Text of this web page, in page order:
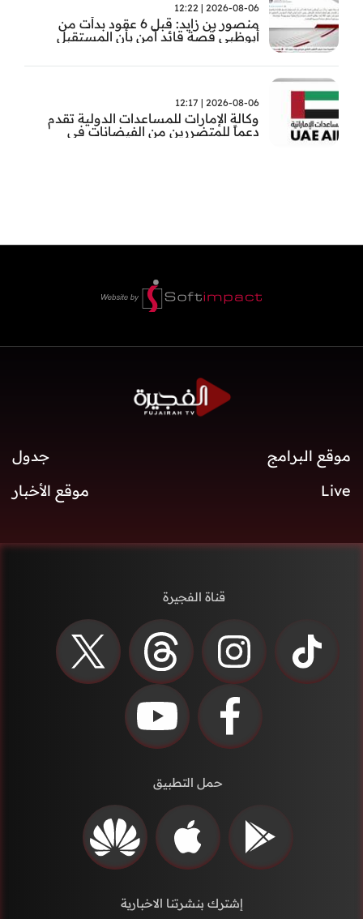
2026-08-06 | 12:22
منصور بن زايد: قبل 6 عقود بدأت من
أبوظبي قصة قائد آمن بأن المستقبل
2026-08-06 | 12:17
وكالة الإمارات للمساعدات الدولية تقدم
دعماً للمتضررين من الفيضانات في
موقع البرامج
جدول
Live
موقع الأخبار
قناة الفجيرة
حمل التطبيق
إشترك بنشرتنا الاخبارية